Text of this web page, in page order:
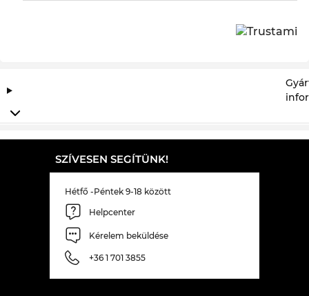
SZÍVESEN SEGÍTÜNK!
Hétfő -Péntek 9-18 között
Helpcenter
Kérelem beküldése
+36 1 701 3855